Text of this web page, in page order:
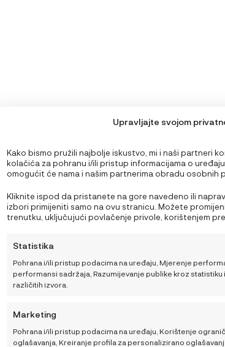
Upravljajte svojom
Kako bismo pružili najbolje iskustvo, mi i naši partneri
kolačića za pohranu i/ili pristup informacijama o
omogućit će nama i našim partnerima obradu osobnih
oglase. Nepristanak ili povlačenje privole može
značajke i funkcije.
Kliknite ispod da pristanete na gore navedeno ili
izbori primijeniti samo na ovu stranicu. Možete
trenutku, uključujući povlačenje privole, korištenjem
Statistika
Pohrana i/ili pristup podacima na uređaju, Mjerenje
performansi sadržaja, Razumijevanje publike kroz
različitih izvora.
Marketing
Pohrana i/ili pristup podacima na uređaju, Korištenje
oglašavanja, Kreiranje profila za personalizirano
Što ponijeti bebi za
obrok na plaži ili izletu?
Nutricionistica donosi 3
Kako pomoći bebi da
lakše podnese vrućine
Kako sigurno putovati
Moj
Načini